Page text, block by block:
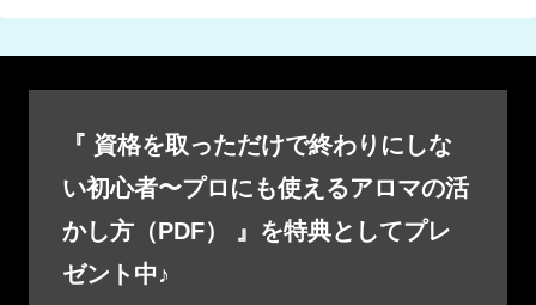
『 資格を取っただけで終わりにしな
い初心者〜プロにも使えるアロマの活
かし方（PDF） 』を特典としてプレ
ゼント中♪